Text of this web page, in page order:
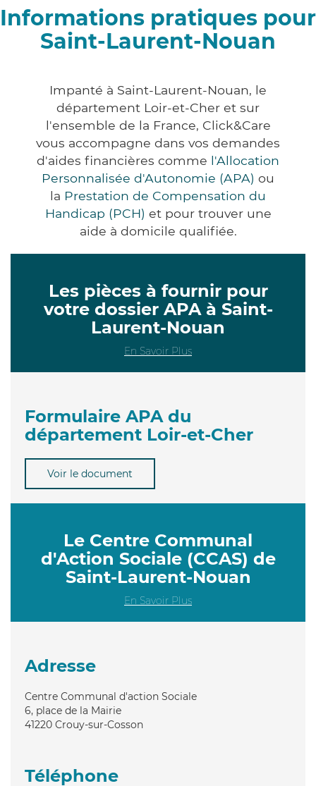
Informations pratiques pour
Saint-Laurent-Nouan
Impanté à Saint-Laurent-Nouan, le
département Loir-et-Cher et sur
l'ensemble de la France, Click&Care
vous accompagne dans vos demandes
d'aides financières comme l'Allocation
Personnalisée d'Autonomie (APA) ou
la Prestation de Compensation du
Handicap (PCH) et pour trouver une
aide à domicile qualifiée.
Les pièces à fournir pour
votre dossier APA à Saint-
Laurent-Nouan
En Savoir Plus
Formulaire APA du
département Loir-et-Cher
Voir le document
Le Centre Communal
d'Action Sociale (CCAS) de
Saint-Laurent-Nouan
En Savoir Plus
Adresse
Centre Communal d'action Sociale
6, place de la Mairie
41220 Crouy-sur-Cosson
Téléphone